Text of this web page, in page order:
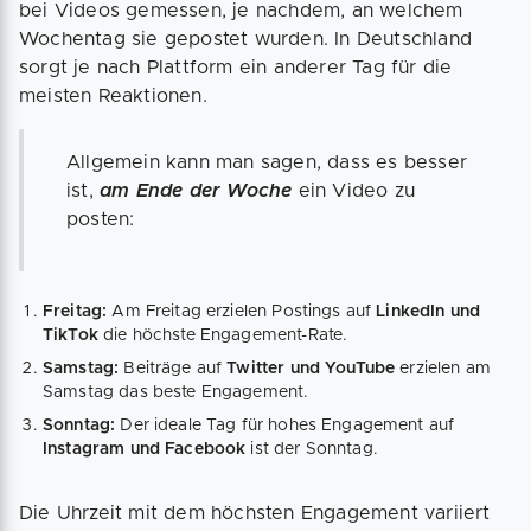
bei Videos gemessen, je nachdem, an welchem
Wochentag sie gepostet wurden. In Deutschland
sorgt je nach Plattform ein anderer Tag für die
meisten Reaktionen.
Allgemein kann man sagen, dass es besser
ist, am Ende der Woche ein Video zu
posten:
Freitag: Am Freitag erzielen Postings auf LinkedIn und
TikTokdie höchste Engagement-Rate.
Samstag: Beiträge aufTwitter und YouTubeerzielen am
Samstag das beste Engagement.
Sonntag: Der ideale Tag für hohes Engagement auf
Instagram und Facebook ist der Sonntag.
Die Uhrzeit mit dem höchsten Engagement variiert